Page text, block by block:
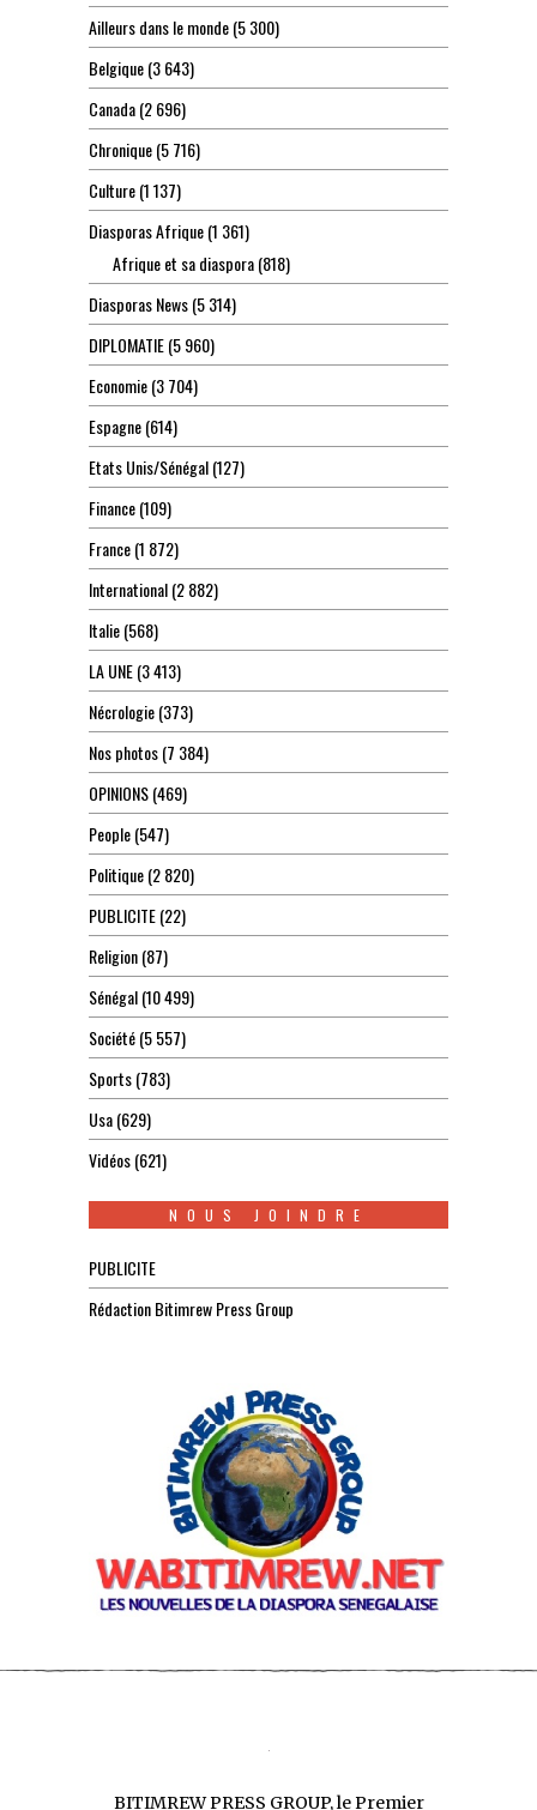
Ailleurs dans le monde(5 300)
Belgique(3 643)
Canada(2 696)
Chronique(5 716)
Culture(1 137)
Diasporas Afrique(1 361)
Afrique et sa diaspora(818)
Diasporas News(5 314)
DIPLOMATIE(5 960)
Economie(3 704)
Espagne(614)
Etats Unis/Sénégal(127)
Finance(109)
France(1 872)
International(2 882)
Italie(568)
LA UNE(3 413)
Nécrologie(373)
Nos photos(7 384)
OPINIONS(469)
People(547)
Politique(2 820)
PUBLICITE(22)
Religion(87)
Sénégal(10 499)
Société(5 557)
Sports(783)
Usa(629)
Vidéos(621)
NOUS JOINDRE
PUBLICITE
Rédaction Bitimrew Press Group
BITIMREW PRESS GROUP, le Premier